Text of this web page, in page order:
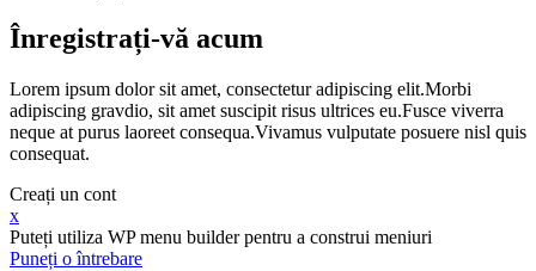
Înregistrați-vă acum
Lorem ipsum dolor sit amet, consectetur adipiscing elit.Morbi
adipiscing gravdio, sit amet suscipit risus ultrices eu.Fusce viverra
neque at purus laoreet consequa.Vivamus vulputate posuere nisl quis
consequat.
Creați un cont
x
Puteți utiliza WP menu builder pentru a construi meniuri
Puneți o întrebare